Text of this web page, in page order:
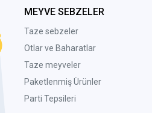
MEYVE SEBZELER
Taze sebzeler
Otlar ve Baharatlar
Taze meyveler
Paketlenmiş Ürünler
Parti Tepsileri